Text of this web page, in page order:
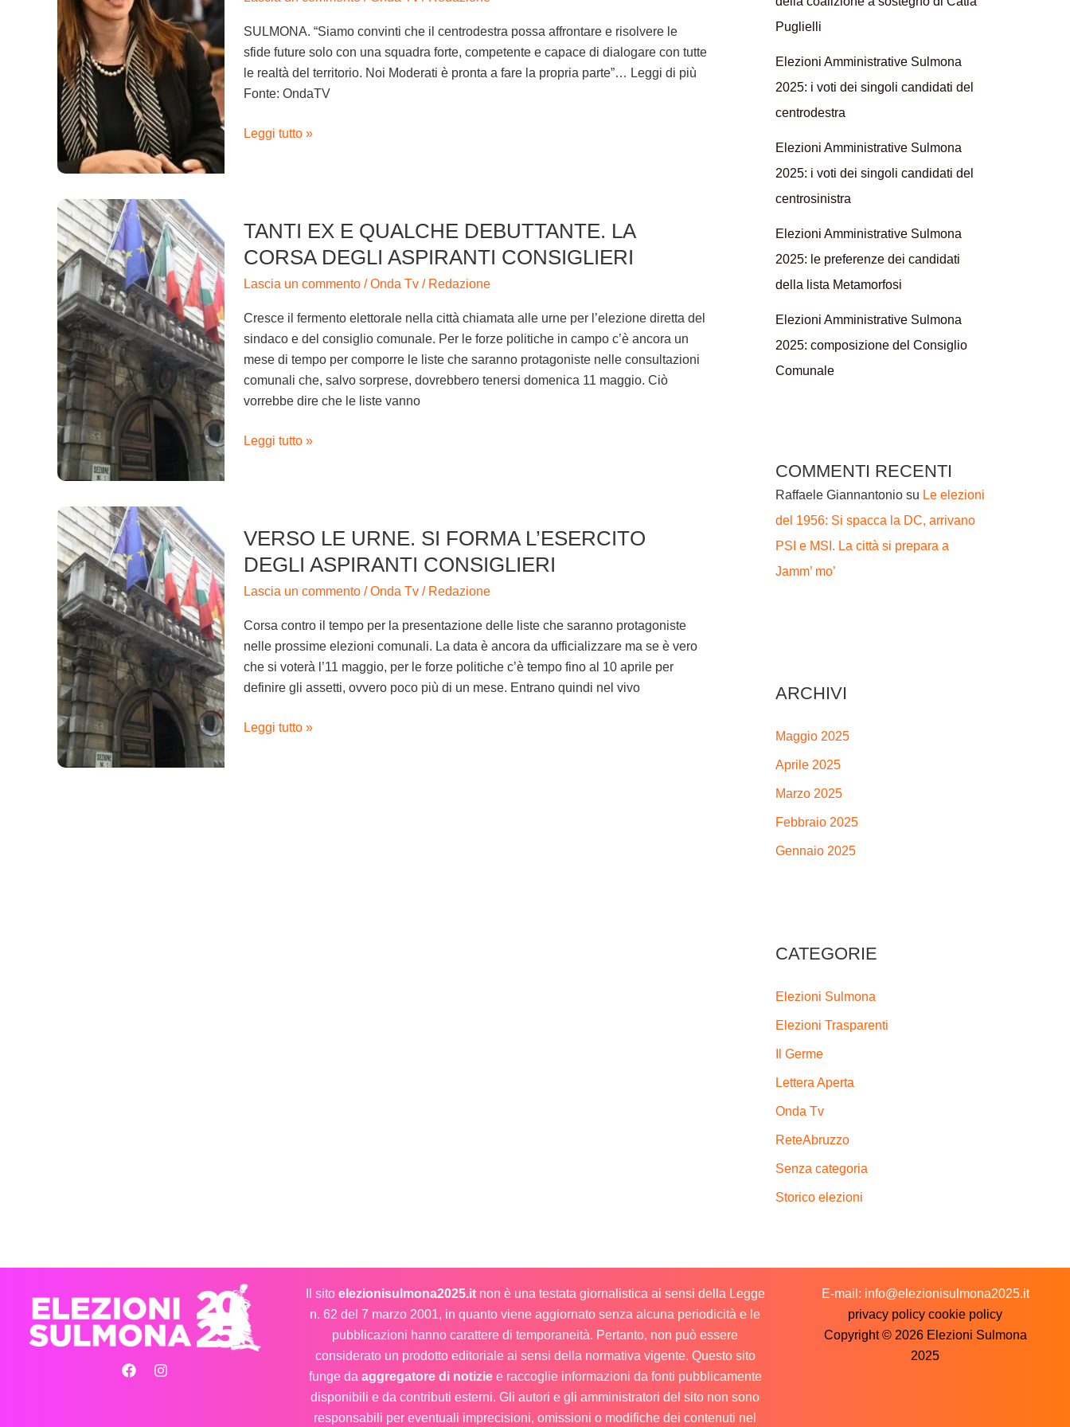
SULMONA. “Siamo convinti che il centrodestra possa affrontare e risolvere le
sfide future solo con una squadra forte, competente e capace di dialogare con tutte
le realtà del territorio. Noi Moderati è pronta a fare la propria parte”… Leggi di più
Fonte: OndaTV
sfida.
“Noi
squadra
forte
e
Leggi tutto »
TANTI EX E QUALCHE DEBUTTANTE. LA
CORSA DEGLI ASPIRANTI CONSIGLIERI
Lascia un commento /Onda Tv / Redazione
Cresce il fermento elettorale nella città chiamata alle urne per l’elezione diretta del
sindaco e del consiglio comunale. Per le forze politiche in campo c’è ancora un
mese di tempo per comporre le liste che saranno protagoniste nelle consultazioni
comunali che, salvo sorprese, dovrebbero tenersi domenica 11 maggio. Ciò
vorrebbe dire che le liste vanno
ex
e
debuttante.
La
corsa
aspiranti
consiglieri
Leggi tutto »
VERSO LE URNE. SI FORMA L’ESERCITO
DEGLI ASPIRANTI CONSIGLIERI
Lascia un commento /Onda Tv / Redazione
Corsa contro il tempo per la presentazione delle liste che saranno protagoniste
nelle prossime elezioni comunali. La data è ancora da ufficializzare ma se è vero
che si voterà l’11 maggio, per le forze politiche c’è tempo fino al 10 aprile per
definire gli assetti, ovvero poco più di un mese. Entrano quindi nel vivo
le
urne.
forma
l’esercito
degli
aspiranti
consiglieri
Leggi tutto »
Puglielli
Elezioni Amministrative Sulmona
2025: i voti dei singoli candidati del
centrodestra
Elezioni Amministrative Sulmona
2025: i voti dei singoli candidati del
centrosinistra
Elezioni Amministrative Sulmona
2025: le preferenze dei candidati
della lista Metamorfosi
Elezioni Amministrative Sulmona
2025: composizione del Consiglio
Comunale
COMMENTI RECENTI
Raffaele Giannantonio su Le elezioni
del 1956: Si spacca la DC, arrivano
PSI e MSI. La città si prepara a
Jamm’ mo’
ARCHIVI
Maggio 2025
Aprile 2025
Marzo 2025
Febbraio 2025
Gennaio 2025
CATEGORIE
Elezioni Sulmona
Elezioni Trasparenti
Il Germe
Lettera Aperta
Onda Tv
ReteAbruzzo
Senza categoria
Storico elezioni
Il sito elezionisulmona2025.itnon è una testata giornalistica ai sensi della Legge
n. 62 del 7 marzo 2001, in quanto viene aggiornato senza alcuna periodicità e le
pubblicazioni hanno carattere di temporaneità. Pertanto, non può essere
considerato un prodotto editoriale ai sensi della normativa vigente. Questo sito
funge da aggregatore di notiziee raccoglie informazioni da fonti pubblicamente
disponibili e da contributi esterni. Gli autori e gli amministratori del sito non sono
responsabili per eventuali imprecisioni, omissioni o modifiche dei contenuti nel
E-mail: info@elezionisulmona2025.it
privacy policy cookie policy
Copyright © 2026 Elezioni Sulmona
2025